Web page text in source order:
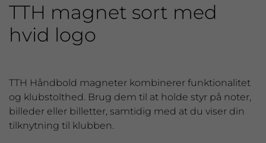
TTH magnet sort med
hvid logo
TTH Håndbold magneter kombinerer funktionalitet
og klubstolthed. Brug dem til at holde styr på noter,
billeder eller billetter, samtidig med at du viser din
tilknytning til klubben.